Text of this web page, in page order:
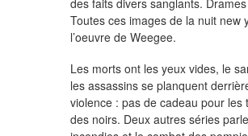
des faits divers sanglants.
Toutes ces images de la nuit new
l’oeuvre de Weegee.
Les morts ont les yeux vides, le
les assassins se planquent
violence : pas de cadeau pour les
des noirs. Deux autres séries